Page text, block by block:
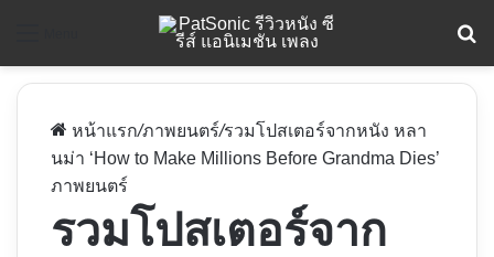
หน้าแรก/ภาพยนตร์/รวมโปสเตอร์จากหนัง หลา
นม่า ‘How to Make Millions Before Grandma Dies’
ภาพยนตร์
รวมโปสเตอร์จาก